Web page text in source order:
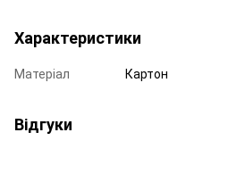
Характеристики
Матеріал Картон
Відгуки